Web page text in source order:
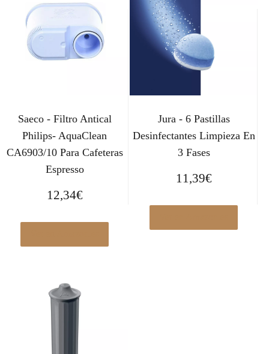
Saeco - Filtro Antical
Philips- AquaClean
CA6903/10 Para Cafeteras
Espresso
12,34€
Jura - 6 Pastillas
Desinfectantes Limpieza En
3 Fases
11,39€